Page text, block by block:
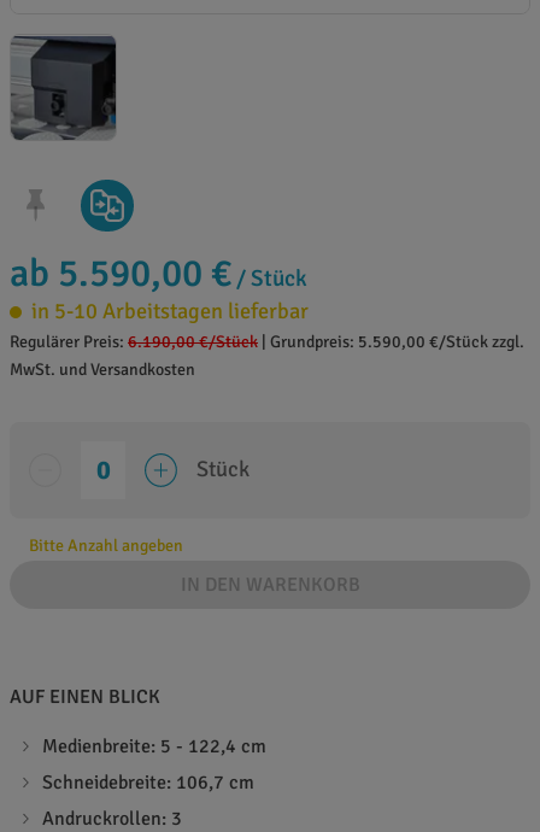
ab 5.590,00 € / Stück
in 5-10 Arbeitstagen lieferbar
Regulärer Preis: 6.190,00 €/Stück Grundpreis: 5.590,00 €/Stück zzgl.
MwSt. und Versandkosten
Stück
Bitte Anzahl angeben
IN DEN WARENKORB
AUF EINEN BLICK
Medienbreite: 5 - 122,4 cm
Schneidebreite: 106,7 cm
Andruckrollen: 3